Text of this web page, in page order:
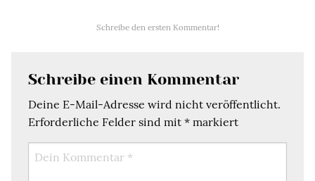
Schreibe den ersten Kommentar!
Schreibe einen Kommentar
Deine E-Mail-Adresse wird nicht veröffentlicht.
Erforderliche Felder sind mit * markiert